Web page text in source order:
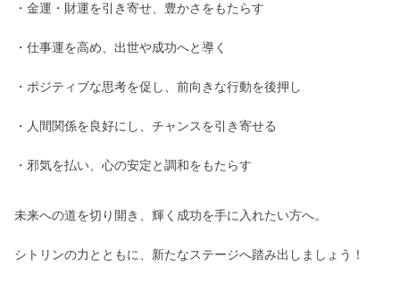
・金運・財運を引き寄せ、豊かさをもたらす
・仕事運を高め、出世や成功へと導く
・ポジティブな思考を促し、前向きな行動を後押し
・人間関係を良好にし、チャンスを引き寄せる
・邪気を払い、心の安定と調和をもたらす
未来への道を切り開き、輝く成功を手に入れたい方へ。
シトリンの力とともに、新たなステージへ踏み出しましょう！